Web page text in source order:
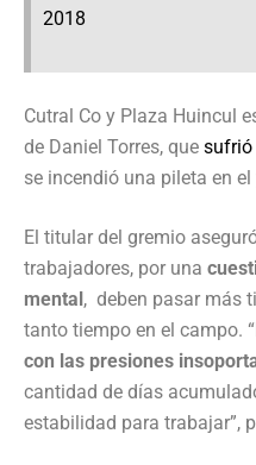
2018
Cutral Co y Plaza Huincul
de Daniel Torres, que sufrió
se incendió una pileta en
El titular del gremio
trabajadores, por una
mental, deben pasar más
tanto tiempo en el campo. “
con las presiones
cantidad de días
estabilidad para trabajar”,